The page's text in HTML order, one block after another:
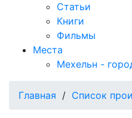
Статьи
Книги
Фильмы
Места
Мехельн -
Главная / Список